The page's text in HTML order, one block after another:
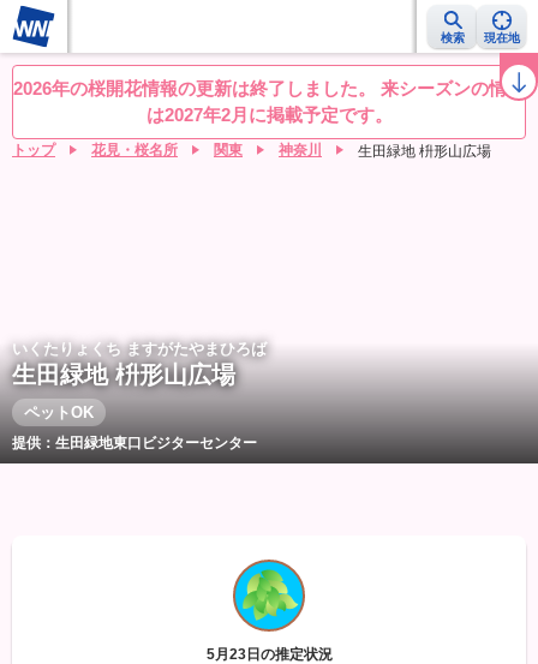
検索 現在地
桜レーダー 名所ランキング 桜開花予想NEWS お花見動画 目的別
2026年の桜開花情報の更新は終了しました。 来シーズンの情報
は2027年2月に掲載予定です。
トップ 花見・桜名所 関東 神奈川 生田緑地 枡形山広場
いくたりょくち ますがたやまひろば
生田緑地 枡形山広場
ペットOK
提供：生田緑地東口ビジターセンター
5月23日の推定状況